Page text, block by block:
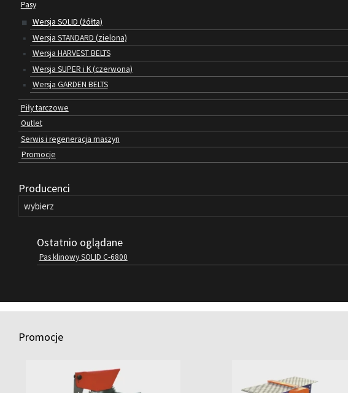
Pasy
Wersja SOLID (żółta)
Wersja STANDARD (zielona)
Wersja HARVEST BELTS
Wersja SUPER i K (czerwona)
Wersja GARDEN BELTS
Piły tarczowe
Outlet
Serwis i regeneracja maszyn
Promocje
Producenci
Ostatnio oglądane
Pas klinowy SOLID C-6800
Promocje